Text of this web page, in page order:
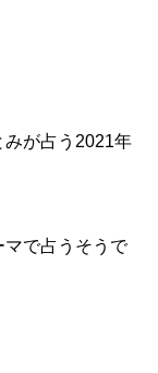
みが占う2021年
で占うそうで